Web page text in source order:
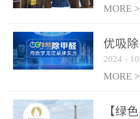
MORE >
优吸
业，尽
2024 - 10
MORE >
【绿